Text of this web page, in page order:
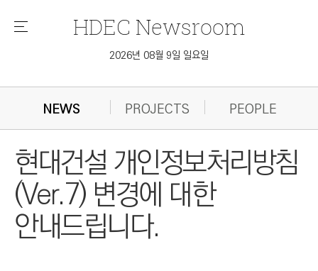
메
HDEC Newsroom
2026년 08월 9일 일요일
NEWS PROJECTS PEOPLE
현대건설 개인정보처리방침
(Ver.7) 변경에 대한
안내드립니다.